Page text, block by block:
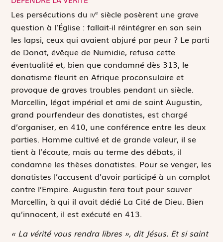
Les persécutions du ive siècle posèrent une grave
question à l’Église : fallait-il réintégrer en son sein
les lapsi, ceux qui avaient abjuré par peur ? Le parti
de Donat, évêque de Numidie, refusa cette
éventualité et, bien que condamné dès 313, le
donatisme fleurit en Afrique proconsulaire et
provoque de graves troubles pendant un siècle.
Marcellin, légat impérial et ami de saint Augustin,
grand pourfendeur des donatistes, est chargé
d’organiser, en 410, une conférence entre les deux
parties. Homme cultivé et de grande valeur, il se
tient à l’écoute, mais au terme des débats, il
condamne les thèses donatistes. Pour se venger, les
donatistes l’accusent d’avoir participé à un complot
contre l’Empire. Augustin fera tout pour sauver
Marcellin, à qui il avait dédié La Cité de Dieu. Bien
qu’innocent, il est exécuté en 413.
« La vérité vous rendra libres », dit Jésus. Et si saint